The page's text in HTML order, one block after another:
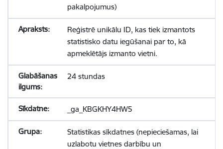
pakalpojumus)
Reģistrē unikālu ID, kas tiek izmantots
statistisko datu iegūšanai par to, kā
apmeklētājs izmanto vietni.
24 stundas
_ga_KBGKHY4HW5
Statistikas sīkdatnes (nepieciešamas, lai
uzlabotu vietnes darbību un